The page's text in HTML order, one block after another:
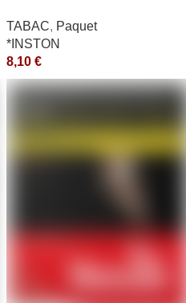
TABAC, Paquet
*INSTON
8,10 €